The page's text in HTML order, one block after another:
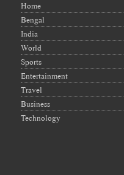
Home
Bengal
India
World
Sports
Entertainment
Travel
Business
Technology